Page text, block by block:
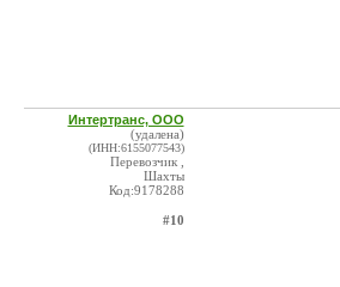
Интертранс, ООО
(удалена)
(ИНН:6155077543)
Перевозчик ,
Шахты
Код:9178288
#10